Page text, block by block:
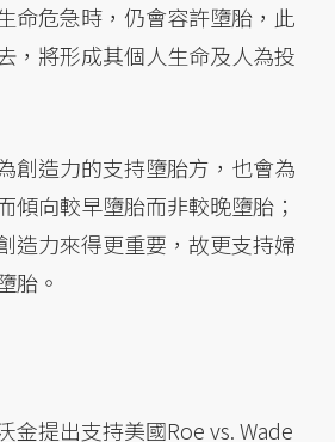
命危急時，仍會容許墮胎，此
，將形成其個人生命及人為投
創造力的支持墮胎方，也會為
傾向較早墮胎而非較晚墮胎；
造力來得更重要，故更支持婦
胎。
金提出支持美國Roe vs. Wade